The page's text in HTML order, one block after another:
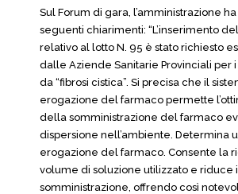
Sul Forum di gara, l’amministrazione
seguenti chiarimenti: “L’inserimento
relativo al lotto N. 95 è stato richiesto
dalle Aziende Sanitarie Provinciali per
da “fibrosi cistica”. Si precisa che il
erogazione del farmaco permette
della somministrazione del farmaco
dispersione nell’ambiente. Determina
erogazione del farmaco. Consente la
volume di soluzione utilizzato e riduce
somministrazione, offrendo così